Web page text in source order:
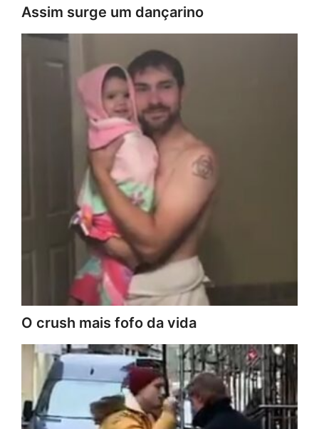
Assim surge um dançarino
O crush mais fofo da vida